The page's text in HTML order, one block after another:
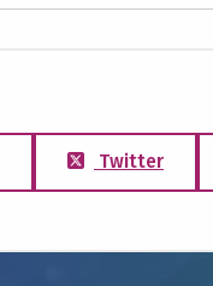
Twitter